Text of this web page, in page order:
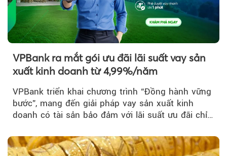
VPBank ra mắt gói ưu đãi lãi suất vay sản
xuất kinh doanh từ 4,99%/năm
VPBank triển khai chương trình “Đồng hành vững
bước”, mang đến giải pháp vay sản xuất kinh
doanh có tài sản bảo đảm với lãi suất ưu đãi chỉ